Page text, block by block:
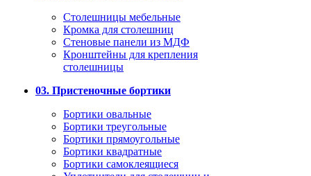
Столешницы мебельные
Кромка для столешниц
Стеновые панели из МДФ
Кронштейны для крепления
столешницы
03. Пристеночные бортики
Бортики овальные
Бортики треугольные
Бортики прямоугольные
Бортики квадратные
Бортики самоклеящиеся